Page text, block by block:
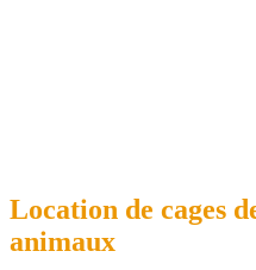
Location de cages
animaux